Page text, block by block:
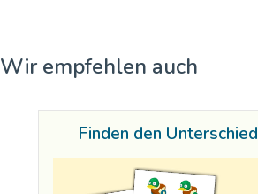
Wir empfehlen auch
Finden den Unterschied